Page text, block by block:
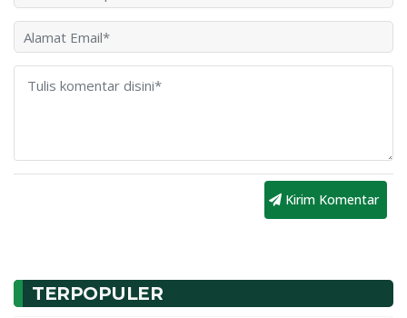
Kirim Komentar
TERPOPULER